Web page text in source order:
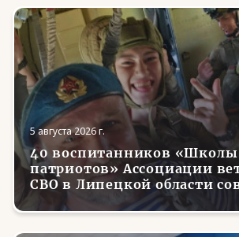
5 августа 2026 г.
40 воспитанников «Школы
патриотов» Ассоциации
СВО в Липецкой области
первые парашютные